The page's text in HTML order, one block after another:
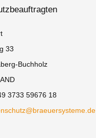
33
Buchholz
3733 59676 18